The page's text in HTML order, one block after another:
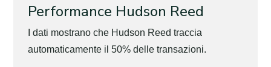
Performance Hudson Reed
I dati mostrano che Hudson Reed traccia
automaticamente il 50% delle transazioni.